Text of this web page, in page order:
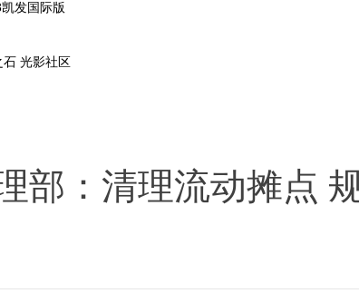
发国际版
石 光影社区
部：清理流动摊点